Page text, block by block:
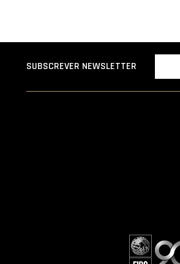
SUBSCREVER NEWSLETTER